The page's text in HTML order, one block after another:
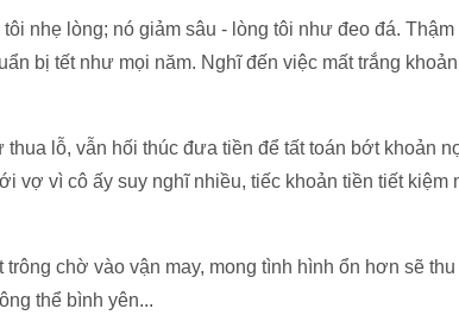
nhẹ lòng; nó giảm sâu - lòng tôi như đeo đá.
bị tết như mọi năm. Nghĩ đến việc mất trắng
lỗ, vẫn hối thúc đưa tiền để tất toán bớt khoản
vợ vì cô ấy suy nghĩ nhiều, tiếc khoản tiền tiết kiệm
chờ vào vận may, mong tình hình ổn hơn sẽ
thể bình yên...